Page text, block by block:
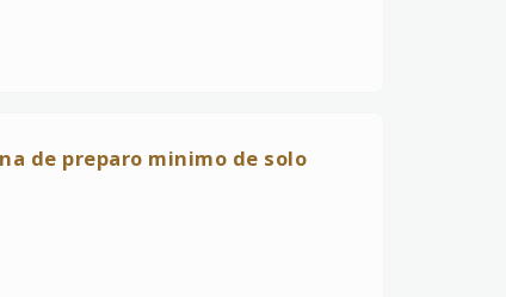
de preparo minimo de solo